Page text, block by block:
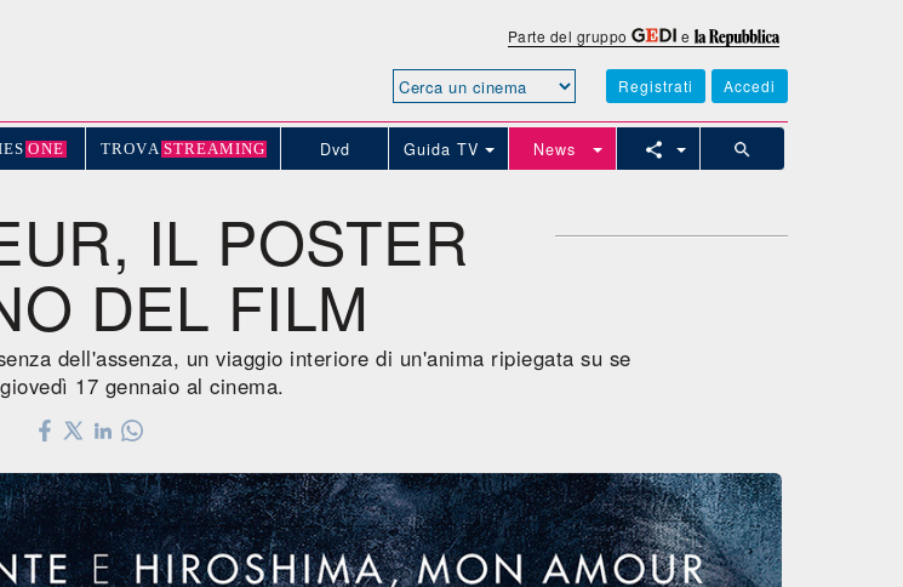
Parte del gruppo e
Registrati Accedi
S ONE TROVA STREAMING Dvd Guida TV News
IL POSTER
DEL FILM
dell'assenza, un viaggio interiore di un'anima ripiegata su se
17 gennaio al cinema.